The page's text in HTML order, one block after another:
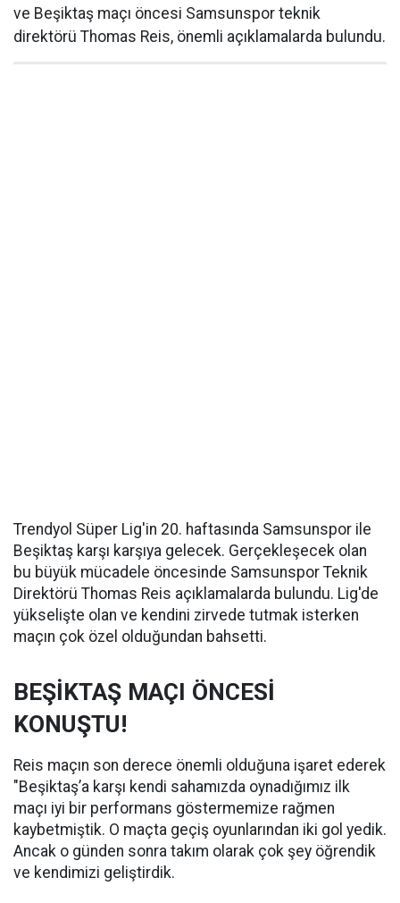
ve Beşiktaş maçı öncesi Samsunspor teknik
direktörü Thomas Reis, önemli açıklamalarda bulundu.
Trendyol Süper Lig'in 20. haftasında Samsunspor ile
Beşiktaş karşı karşıya gelecek. Gerçekleşecek olan
bu büyük mücadele öncesinde Samsunspor Teknik
Direktörü Thomas Reis açıklamalarda bulundu. Lig'de
yükselişte olan ve kendini zirvede tutmak isterken
maçın çok özel olduğundan bahsetti.
BEŞİKTAŞ MAÇI ÖNCESİ
KONUŞTU!
Reis maçın son derece önemli olduğuna işaret ederek
"Beşiktaş’a karşı kendi sahamızda oynadığımız ilk
maçı iyi bir performans göstermemize rağmen
kaybetmiştik. O maçta geçiş oyunlarından iki gol yedik.
Ancak o günden sonra takım olarak çok şey öğrendik
ve kendimizi geliştirdik.